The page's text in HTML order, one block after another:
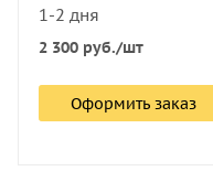
1-2 дня
2 300 руб./шт
Оформить заказ